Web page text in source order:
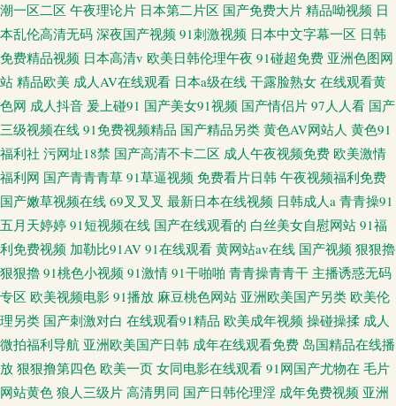
潮一区二区 午夜理论片 日本第二片区 国产免费大片 精品呦视频 日
本乱伦高清无码 深夜国产视频 91刺激视频 日本中文字幕一区 日韩
免费精品视频 日本高清v 欧美日韩伦理午夜 91碰超免费 亚洲色图网
站 精品欧美 成人AV在线观看 日本a级在线 干露脸熟女 在线观看黄
色网 成人抖音 爰上碰91 国产美女91视频 国产情侣片 97人人看 国产
三级视频在线 91免费视频精品 国产精品另类 黄色AV网站人 黄色91
福利社 污网址18禁 国产高清不卡二区 成人午夜视频免费 欧美激情
福利网 国产青青青草 91草逼视频 免费看片日韩 午夜视频福利免费
国产嫩草视频在线 69叉叉叉 最新日本在线视频 日韩成人a 青青操91
五月天婷婷 91短视频在线 国产在线观看的 白丝美女自慰网站 91福
利免费视频 加勒比91AV 91在线观看 黄网站av在线 国产视频 狠狠擼
狠狠擼 91桃色小视频 91激情 91干啪啪 青青操青青干 主播诱惑无码
专区 欧美视频电影 91播放 麻豆桃色网站 亚洲欧美国产另类 欧美伦
理另类 国产刺激对白 在线观看91精品 欧美成年视频 操碰操揉 成人
微拍福利导航 亚洲欧美国产日韩 成年在线观看免费 岛国精品在线播
放 狠狠撸第四色 欧美一页 女同电影在线观看 91网国产尤物在 毛片
网站黄色 狼人三级片 高清男同 国产日韩伦理淫 成年免费视频 亚洲